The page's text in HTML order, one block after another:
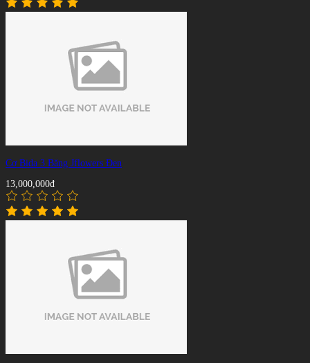
Cơ Bida 3 Băng Jflowers Đen
13,000,000đ